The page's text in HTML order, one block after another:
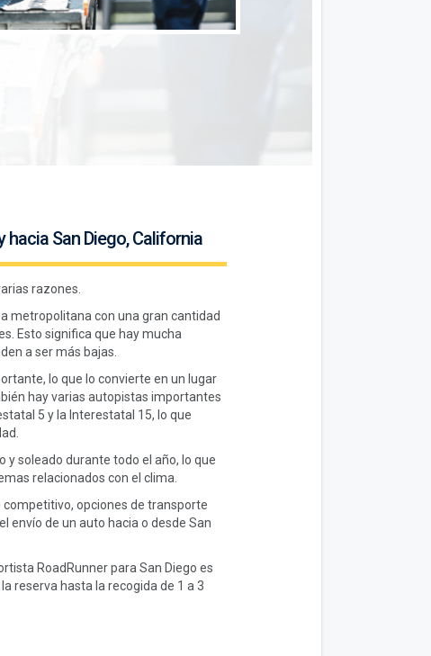
San Diego, California
razones.
metropolitana con una gran cantidad
Esto significa que hay mucha
a ser más bajas.
lo que lo convierte en un lugar
hay varias autopistas importantes
5 y la Interestatal 15, lo que
y soleado durante todo el año, lo que
relacionados con el clima.
competitivo, opciones de transporte
envío de un auto hacia o desde San
RoadRunner para San Diego es
reserva hasta la recogida de 1 a 3